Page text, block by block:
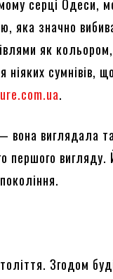
серці Одеси,
яка значно
як
сумнівів,
.
вона виглядала
першого вигляду.
Згодом